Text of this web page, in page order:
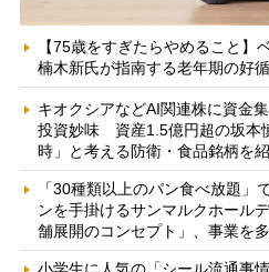
【75歳をすぎたらやめること】
楠木新氏が指南する老年期の好
キオクシアなどAI関連株に資金
投資妙味 資産1.5億円超の坂本
時」と考える防衛・食品銘柄を
「30種類以上のパン食べ放題」
ンを手掛けるサンマルクホー
舗展開のコンセプト」、事業を